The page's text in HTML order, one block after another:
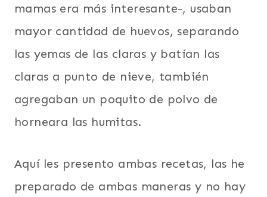
mamas era más interesante-, usaban
mayor cantidad de huevos, separando
las yemas de las claras y batían las
claras a punto de nieve, también
agregaban un poquito de polvo de
horneara las humitas.
Aquí les presento ambas recetas, las he
preparado de ambas maneras y no hay